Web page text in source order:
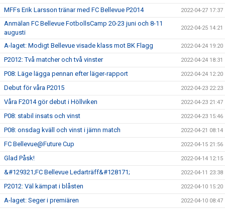
MFFs Erik Larsson tränar med FC Bellevue P2014 2022-04-27 17:37
Anmälan FC Bellevue FotbollsCamp 20-23 juni och 8-11
augusti
2022-04-25 14:21
A-laget: Modigt Bellevue visade klass mot BK Flagg 2022-04-24 19:20
P2012: Två matcher och två vinster 2022-04-24 18:31
P08: Läge lägga pennan efter läger-rapport 2022-04-24 12:20
Debut för våra P2015 2022-04-23 22:23
Våra F2014 gör debut i Höllviken 2022-04-23 21:47
P08: stabil insats och vinst 2022-04-23 15:46
P08: onsdag kväll och vinst i jämn match 2022-04-21 08:14
FC Bellevue@Future Cup 2022-04-15 21:56
Glad Påsk! 2022-04-14 12:15
&#129321;FC Bellevue Ledarträff&#128171; 2022-04-11 23:38
P2012: Väl kämpat i blåsten 2022-04-10 15:20
A-laget: Seger i premiären 2022-04-10 08:47